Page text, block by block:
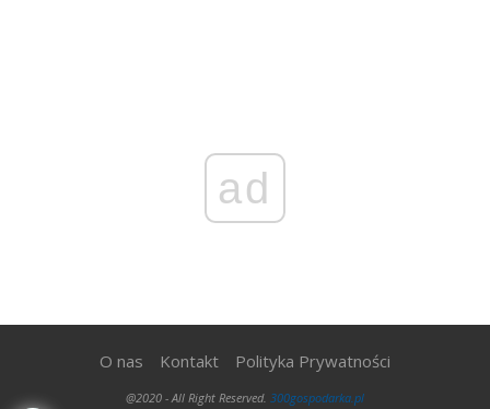
ad
O nas Kontakt Polityka Prywatności
@2020 - All Right Reserved. 300gospodarka.pl